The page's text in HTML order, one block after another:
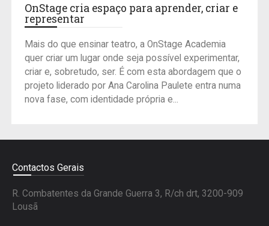
OnStage cria espaço para aprender, criar e
representar
Mais do que ensinar teatro, a OnStage Academia
quer criar um lugar onde seja possível experimentar,
criar e, sobretudo, ser. É com esta abordagem que o
projeto liderado por Ana Carolina Paulete entra numa
nova fase, com identidade própria e...
Contactos Gerais
R. Combatentes da Grande Guerra 3, R/ch drt, 3200-909
Lousã